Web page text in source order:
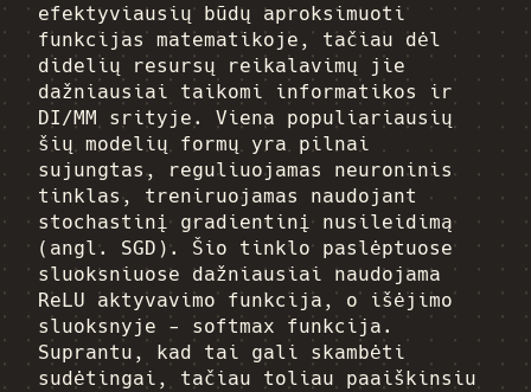
efektyviausių būdų aproksimuoti
funkcijas matematikoje, tačiau dėl
didelių resursų reikalavimų jie
dažniausiai taikomi informatikos ir
DI/MM srityje. Viena populiariausių
šių modelių formų yra pilnai
sujungtas, reguliuojamas neuroninis
tinklas, treniruojamas naudojant
stochastinį gradientinį nusileidimą
(angl. SGD). Šio tinklo paslėptuose
sluoksniuose dažniausiai naudojama
ReLU aktyvavimo funkcija, o išėjimo
sluoksnyje - softmax funkcija.
Suprantu, kad tai gali skambėti
sudėtingai, tačiau toliau paaiškinsiu